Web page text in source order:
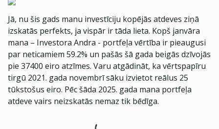
Jā, nu šis gads manu investīciju kopējās atdeves ziņā
izskatās perfekts, ja vispār ir tāda lieta. Kopš janvāra
mana – Investora Andra - portfeļa vērtība ir pieaugusi
par neticamiem 59.2% un pašās šā gada beigās dzīvojās
pie 37400 eiro atzīmes. Varu atgādināt, ka vērtspapīru
tirgū 2021. gada novembrī sāku izvietot reālus 25
tūkstošus eiro. Pēc šāda 2025. gada mana portfeļa
atdeve vairs neizskatās nemaz tik bēdīga.